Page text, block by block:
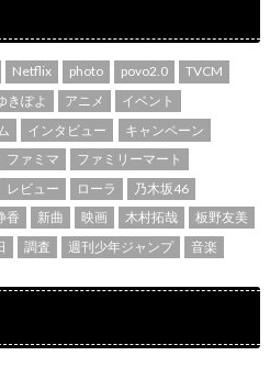
Netflix photo povo2.0
TVCM
きぽよ アニメ
イベント
インタビュー
キャンペーン
ファミマ
ファミリーマート
レビュー ローラ
乃木坂46
香 新曲 映画 木村拓哉
板野友美
調査 週刊少年ジャンプ 音楽